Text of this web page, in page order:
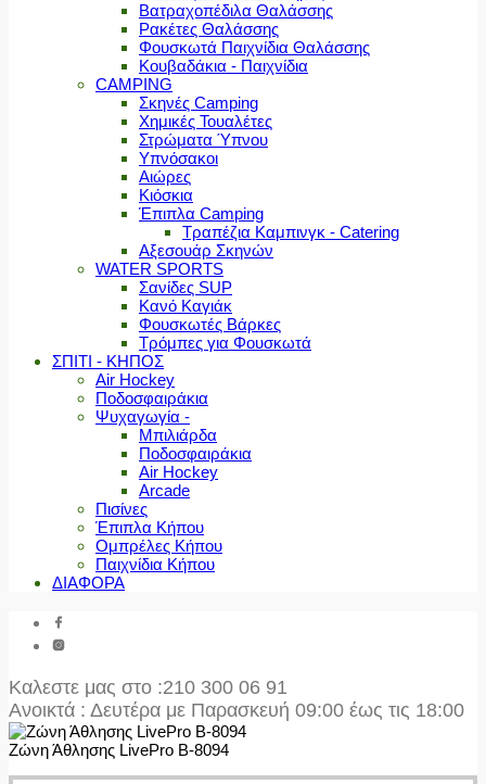
Βατραχοπέδιλα Θαλάσσης
Ρακέτες Θαλάσσης
Φουσκωτά Παιχνίδια Θαλάσσης
Κουβαδάκια - Παιχνίδια
CAMPING
Σκηνές Camping
Χημικές Τουαλέτες
Στρώματα Ύπνου
Υπνόσακοι
Αιώρες
Κιόσκια
Έπιπλα Camping
Τραπέζια Καμπινγκ - Catering
Αξεσουάρ Σκηνών
WATER SPORTS
Σανίδες SUP
Κανό Καγιάκ
Φουσκωτές Βάρκες
Τρόμπες για Φουσκωτά
ΣΠΙΤΙ - ΚΗΠΟΣ
Air Hockey
Ποδοσφαιράκια
Ψυχαγωγία -
Μπιλιάρδα
Ποδοσφαιράκια
Air Hockey
Arcade
Πισίνες
Έπιπλα Κήπου
Ομπρέλες Κήπου
Παιχνίδια Κήπου
ΔΙΑΦΟΡΑ
Καλεστε μας στο :210 300 06 91
Ανοικτά : Δευτέρα με Παρασκευή 09:00 έως τις 18:00
Ζώνη Άθλησης LivePro Β-8094